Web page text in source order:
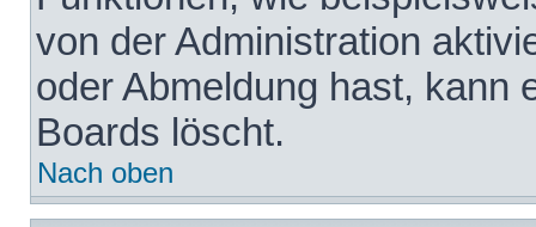
von der Administration
oder Abmeldung hast, kann
Boards löscht.
Nach oben